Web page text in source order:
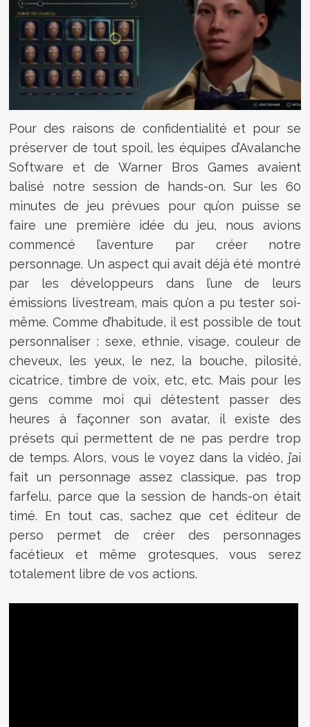
Pour des raisons de confidentialité et pour se
préserver de tout spoil, les équipes d’Avalanche
Software et de Warner Bros Games avaient
balisé notre session de hands-on. Sur les 60
minutes de jeu prévues pour qu’on puisse se
faire une première idée du jeu, nous avions
commencé l’aventure par créer notre
personnage. Un aspect qui avait déjà été montré
par les développeurs dans l’une de leurs
émissions livestream, mais qu’on a pu tester soi-
même. Comme d’habitude, il est possible de tout
personnaliser : sexe, ethnie, visage, couleur de
cheveux, les yeux, le nez, la bouche, pilosité,
cicatrice, timbre de voix, etc, etc. Mais pour les
gens comme moi qui détestent passer des
heures à façonner son avatar, il existe des
présets qui permettent de ne pas perdre trop
de temps. Alors, vous le voyez dans la vidéo, j’ai
fait un personnage assez classique, pas trop
farfelu, parce que la session de hands-on était
timé. En tout cas, sachez que cet éditeur de
perso permet de créer des personnages
facétieux et même grotesques, vous serez
totalement libre de vos actions.